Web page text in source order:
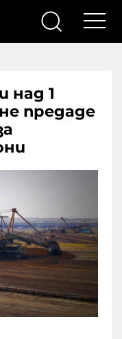
над 1
предаде